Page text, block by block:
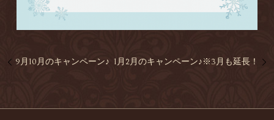
9月10月のキャンペーン♪ 1月2月のキャンペーン♪※3月も延長！